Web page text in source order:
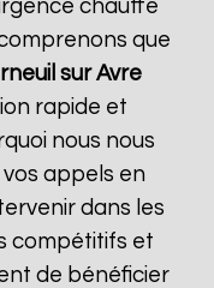
chauffe
que
sur Avre
rapide et
nous nous
appels en
dans les
compétitifs et
de bénéficier